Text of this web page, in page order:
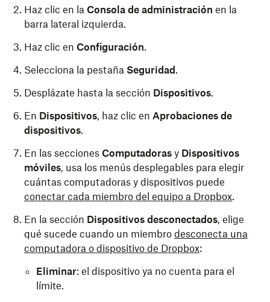
Haz clic en la Consola de administración en la
barra lateral izquierda.
Haz clic en Configuración.
Selecciona la pestaña Seguridad .
Desplázate hasta la sección Dispositivos.
En Dispositivos, haz clic en Aprobaciones de
dispositivos.
En las secciones Computadoras y Dispositivos
móviles, usa los menús desplegables para elegir
cuántas computadoras y dispositivos puede
conectar cada miembro del equipo a Dropbox.
En la sección Dispositivos desconectados, elige
qué sucede cuando un miembro desconecta una
computadora o dispositivo de Dropbox:
Eliminar: el dispositivo ya no cuenta para el
límite.